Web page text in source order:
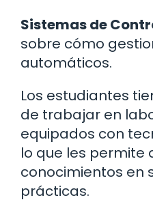
Sistemas de
sobre cómo
automáticos.
Los estudiantes
de trabajar en
equipados con
lo que les permite
conocimientos en
prácticas.